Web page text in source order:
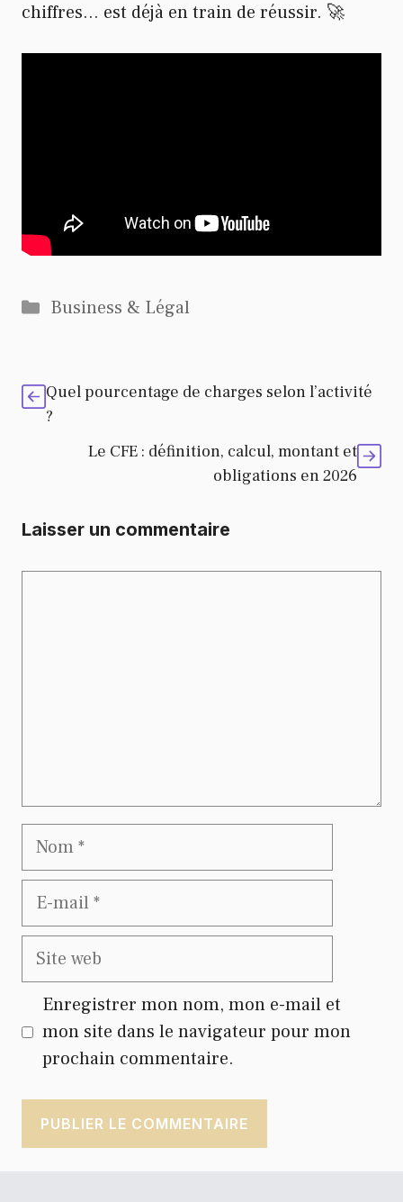
chiffres… est déjà en train de réussir. 🚀
Catégories
Business & Légal
Quel pourcentage de charges selon l’activité
?
Le CFE : définition, calcul, montant et
obligations en 2026
Laisser un commentaire
Nom
E-
mail
Site
web
Enregistrer mon nom, mon e-mail et
mon site dans le navigateur pour mon
prochain commentaire.